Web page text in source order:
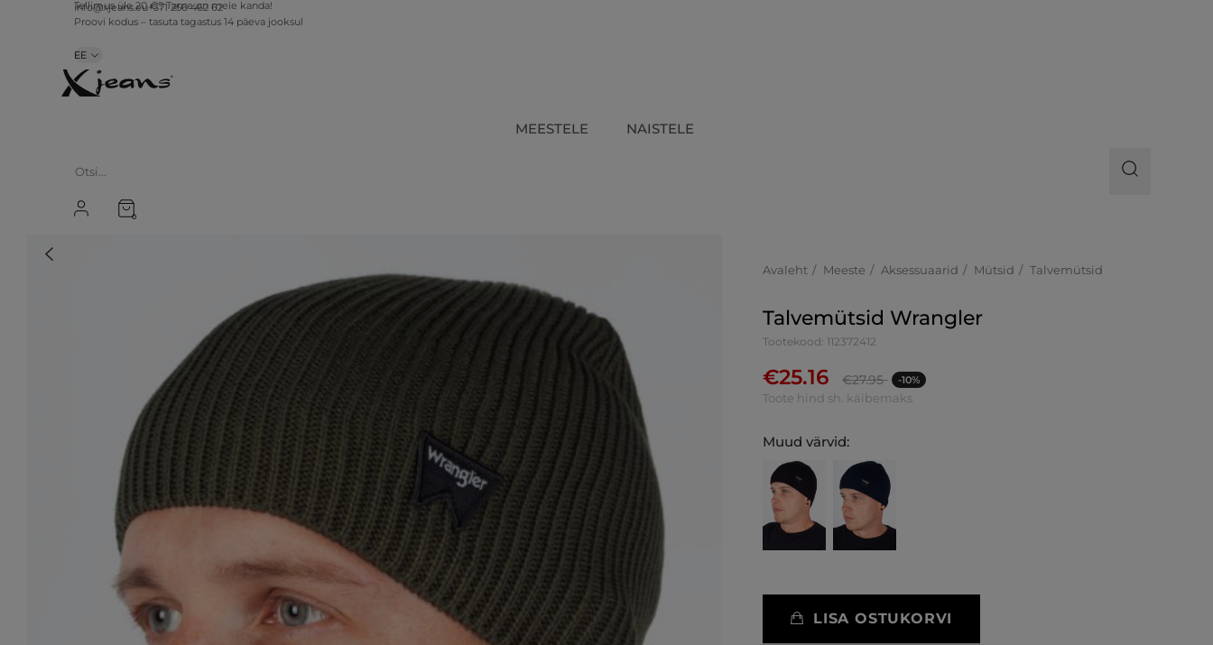
info@xjeans.eu+371 256 462 62
Tellimus üle 20 €? Tarne on meie kanda!
EE
MEESTELE NAISTELE
0
Avaleht Meeste Aksessuaarid Mütsid Talvemütsid
Talvemütsid Wrangler
Tootekood: 112372412
€25.16 €27.95 -10%
Toote hind sh. käibemaks
Muud värvid:
LISA OSTUKORVI